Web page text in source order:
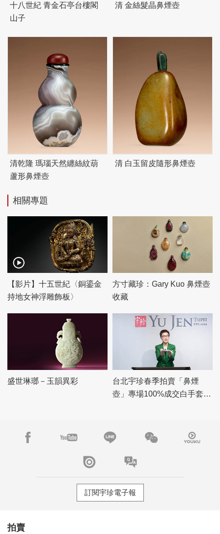
十八世紀 青金石亭台樓閣
山子
清 金絲髮晶鼻煙壺
清乾隆 瑪瑙天然纏絲紋葫
蘆形鼻煙壺
清 白玉留皮隨形鼻煙壺
相關專題
【影片】十五世紀〈銅鎏金
持地女神浮雕飾板〉
方寸藏珍：Gary Kuo 鼻煙壺
收藏
盛世琳瑯－玉韻異彩
台北宇珍春季拍賣「鼻煙
壺」專場100%成交白手套，
訂閱宇珍電子報
拍賣